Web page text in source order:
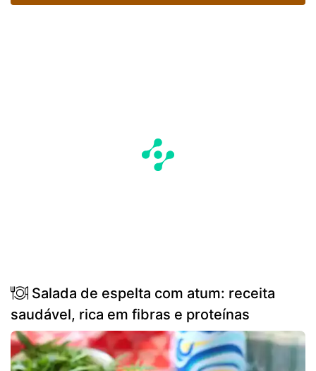
Salada de espelta com atum: receita
saudável, rica em fibras e proteínas